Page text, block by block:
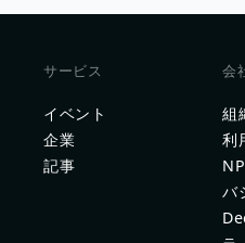
サービス
イベント
企業
記事
会
組
利
バ